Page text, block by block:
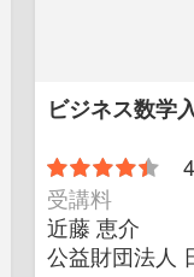
ビジネス数学
受講料
近藤 恵介
公益財団法人